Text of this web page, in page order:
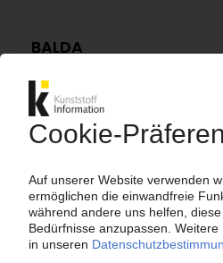
BALDA
mittelfristig verdreifachen
Zukäufe in den USA